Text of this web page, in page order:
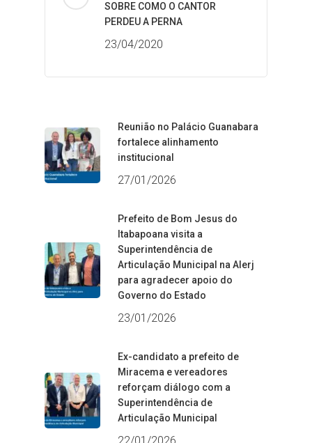
SOBRE COMO O CANTOR
PERDEU A PERNA
23/04/2020
Reunião no Palácio Guanabara
fortalece alinhamento
institucional
27/01/2026
Prefeito de Bom Jesus do
Itabapoana visita a
Superintendência de
Articulação Municipal na Alerj
para agradecer apoio do
Governo do Estado
23/01/2026
Ex-candidato a prefeito de
Miracema e vereadores
reforçam diálogo com a
Superintendência de
Articulação Municipal